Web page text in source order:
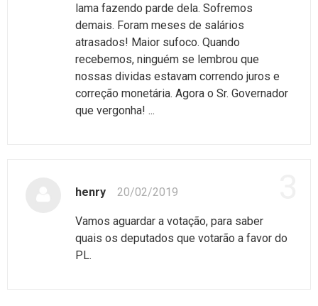
lama fazendo parde dela. Sofremos
demais. Foram meses de salários
atrasados! Maior sufoco. Quando
recebemos, ninguém se lembrou que
nossas dividas estavam correndo juros e
correção monetária. Agora o Sr. Governador
que vergonha! ...
henry 20/02/2019
Vamos aguardar a votação, para saber
quais os deputados que votarão a favor do
PL.